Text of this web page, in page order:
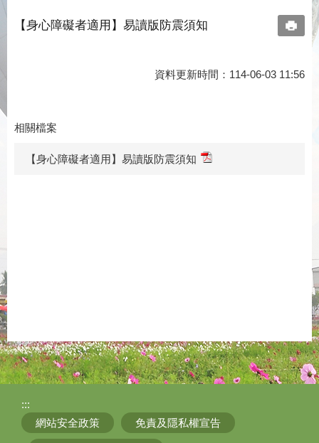
【身心障礙者適用】易讀版防震須知
資料更新時間：114-06-03 11:56
相關檔案
【身心障礙者適用】易讀版防震須知
:::
網站安全政策
免責及隱私權宣告